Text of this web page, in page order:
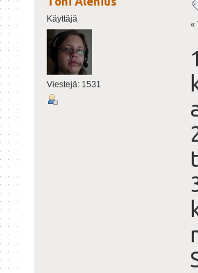
Käyttäjä
Viestejä: 1531
«